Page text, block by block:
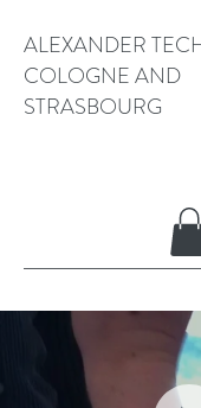
ALEXANDER
COLOGNE AND
STRASBOURG